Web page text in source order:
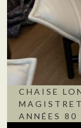
CHAISE
ANNÉES 80